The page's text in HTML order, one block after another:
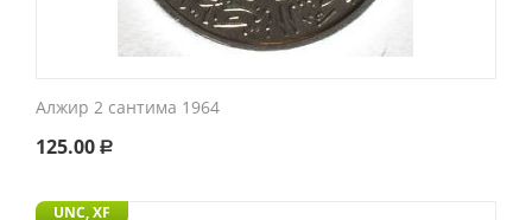
Алжир 2 сантима 1964
125.00 Р
UNC, XF